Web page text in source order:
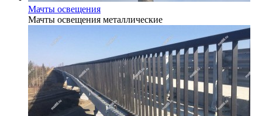
Мачты освещения
Мачты освещения металлические